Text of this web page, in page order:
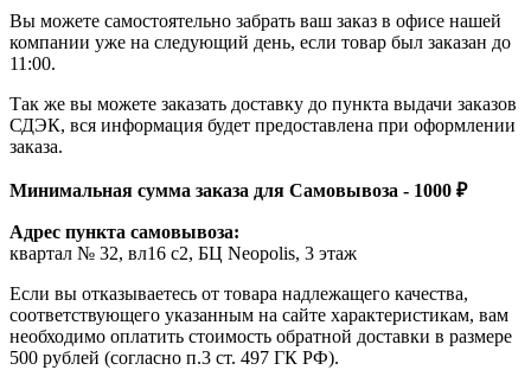
Вы можете самостоятельно забрать ваш заказ в офисе нашей
компании уже на следующий день, если товар был заказан до
11:00.
Так же вы можете заказать доставку до пункта выдачи заказов
СДЭК, вся информация будет предоставлена при оформлении
заказа.
Минимальная сумма заказа для Самовывоза - 1000 ₽
Адрес пункта самовывоза:
квартал № 32, вл16 с2, БЦ Neopolis, 3 этаж
Если вы отказываетесь от товара надлежащего качества,
соответствующего указанным на сайте характеристикам, вам
необходимо оплатить стоимость обратной доставки в размере
500 рублей (согласно п.3 ст. 497 ГК РФ).